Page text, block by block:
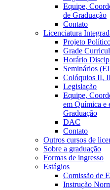
Equipe,
de Graduação
Contato
Licenciatura
Projeto
Grade
Horário
Seminários
Colóquios II,
Legislação
Equipe,
em Química e
Graduação
DAC
Contato
Outros cursos de
Sobre a graduação
Formas de ingresso
Estágios
Comissão de
Instrução